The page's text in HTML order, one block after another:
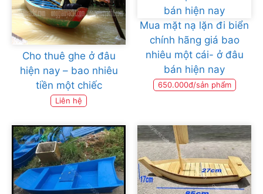
Cho thuê ghe ở đâu
hiện nay – bao nhiêu
tiền một chiếc
Liên hệ
Mua mặt nạ lặn đi biển
chính hãng giá bao
nhiêu một cái- ở đâu
bán hiện nay
650.000đ/sản phẩm